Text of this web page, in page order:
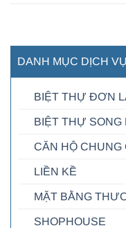
DANH MỤC DỊCH VỤ
BIỆT THỰ ĐƠN
BIỆT THỰ SONG
CĂN HỘ CHUNG
LIỀN KỀ
MẶT BẰNG
SHOPHOUSE